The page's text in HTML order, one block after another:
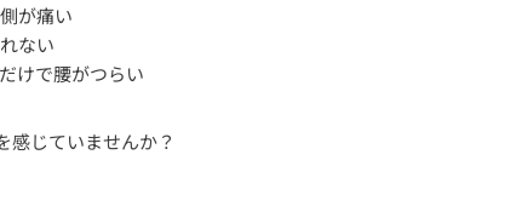
が痛い
ない
けで腰がつらい
感じていませんか？